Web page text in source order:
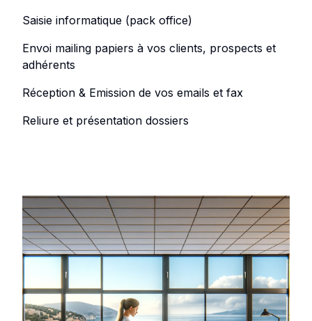
Saisie informatique (pack office)
Envoi mailing papiers à vos clients, prospects et
adhérents
Réception & Emission de vos emails et fax
Reliure et présentation dossiers